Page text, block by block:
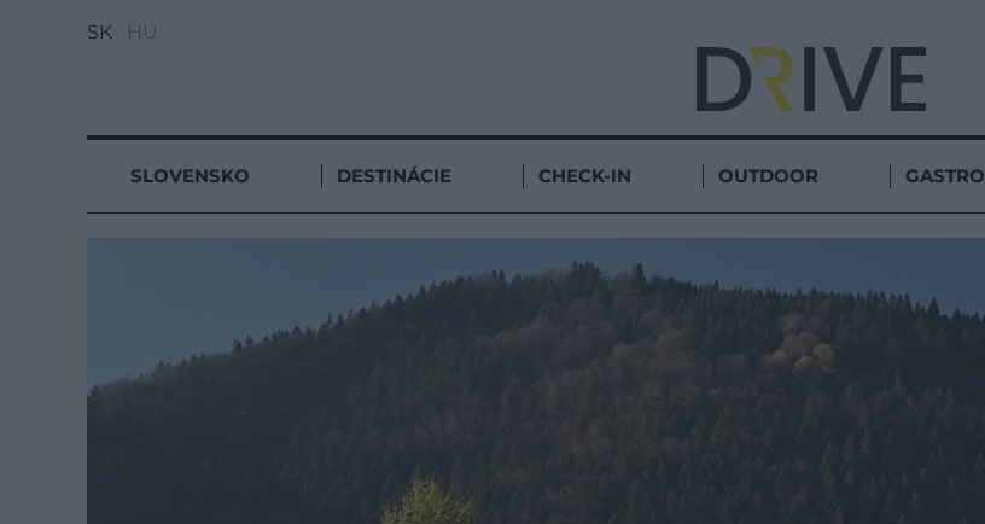
SK HU
SLOVENSKO DESTINÁCIE CHECK-IN OUTDOOR GASTRO